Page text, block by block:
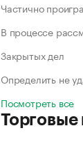
Частично
В процессе
Закрытых дел
Определить не
Посмотреть все
Торговые